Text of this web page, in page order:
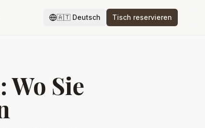
🇦🇹 Deutsch Tisch reservieren
Sie